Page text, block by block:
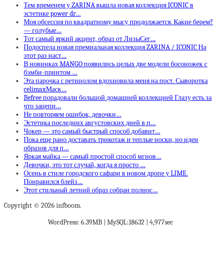
Тем временем у ZARINA вышла новая коллекция ICONIC в
эстетике power dr…
Моя обсессия по квадратному мысу продолжается. Какие берем?
— голубые…
Тот самый яркий акцент, образ от ЛизыСег…
Подоспела новая премиальная коллекция ZARINA / ICONIC На
этот раз наст…
В новинках MANGO появились целых две модели босоножек с
бэмби-принтом …
Эта парочка с ретинолом вдохновила меня на пост. Сыворотка
celimaxМаск…
Befree порадовали большой домашней коллекцией Глазу есть за
что зацепи…
Не повторяем ошибок, девочки…
Эстетика последних августовских дней в п…
Чокер — это самый быстрый способ добавит…
Пока еще рано доставать трикотаж и теплые носки, но идеи
образов для п…
Яркая майка — самый простой способ мгнов…
Девочки, это тот случай, когда я просто …
Осень в стиле городского сафари в новом дропе у LIME.
Понравился блейз…
Этот стильный летний образ собран полнос…
Copyright © 2026 infboom.
WordPress: 6.39MB | MySQL:18632 | 4,977sec